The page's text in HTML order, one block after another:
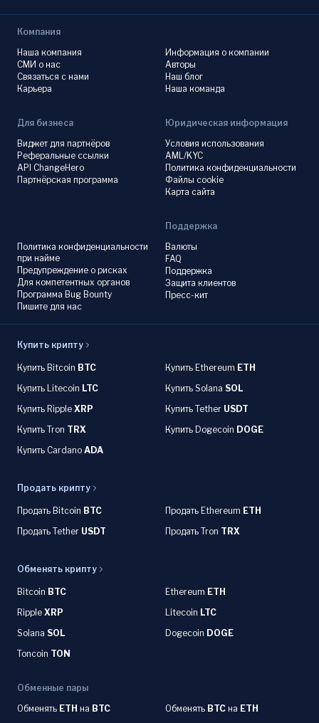
Компания
Наша компания
СМИ о нас
Связаться с нами
Карьера
Информация о компании
Авторы
Наш блог
Наша команда
Для бизнеса
Виджет для партнёров
Реферальные ссылки
API ChangeHero
Партнёрская программа
Юридическая информация
Условия использования
AML/KYC
Политика конфиденциальности
Файлы cookie
Карта сайта
Политика конфиденциальности
при найме
Предупреждение о рисках
Для компетентных органов
Программа Bug Bounty
Пишите для нас
Поддержка
Валюты
FAQ
Поддержка
Защита клиентов
Пресс-кит
Купить крипту
Купить Bitcoin BTC Купить Ethereum ETH
Купить Litecoin LTC Купить Solana SOL
Купить Ripple XRP Купить Tether USDT
Купить Tron TRX Купить Dogecoin DOGE
Купить Cardano ADA
Продать крипту
Продать Bitcoin BTC Продать Ethereum ETH
Продать Tether USDT Продать Tron TRX
Обменять крипту
Bitcoin BTC Ethereum ETH
Ripple XRP Litecoin LTC
Solana SOL Dogecoin DOGE
Toncoin TON
Обменные пары
Обменять ETH на BTC Обменять BTC на ETH